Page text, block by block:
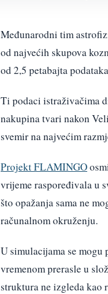
Međunarodni tim
od najvećih skupova
od 2,5 petabajta
Ti podaci istraživačima
nakupina tvari nakon
svemir na najvećim
Projekt FLAMINGO
vrijeme raspoređivala u
što opažanja sama ne
računalnom okruženju.
U simulacijama se
vremenom prerasle u
struktura ne izgleda kao